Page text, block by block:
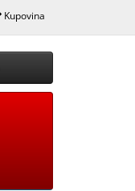
Kupovina